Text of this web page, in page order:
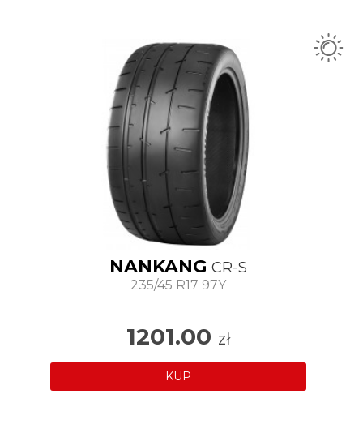
NANKANG CR-S
235/45 R17 97Y
1201.00 zł
KUP